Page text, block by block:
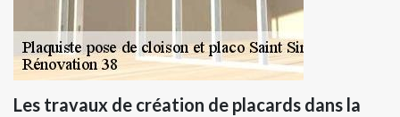
Les travaux de création de placards dans la